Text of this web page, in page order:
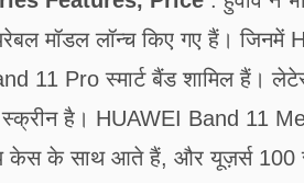
मॉडल लॉन्च किए गए हैं।
11 Pro स्मार्ट बैंड शामिल हैं।
स्क्रीन है। HUAWEI Band 11
केस के साथ आते हैं, और यूज़र्स 100